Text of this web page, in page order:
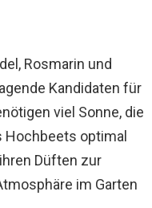
Rosmarin und
Kandidaten für
viel Sonne, die
Hochbeets optimal
Düften zur
im Garten